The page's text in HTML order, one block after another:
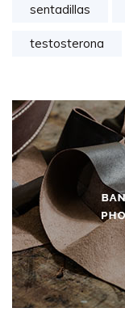
sentadillas
testosterona